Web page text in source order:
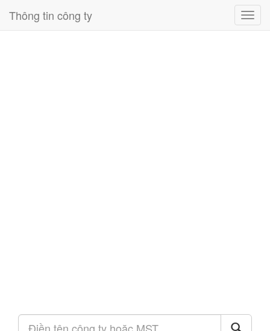
Thông tin công ty